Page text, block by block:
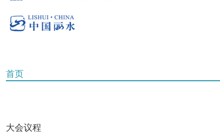
首页
大会议程